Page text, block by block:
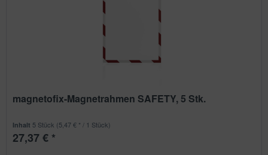
magnetofix-Magnetrahmen SAFETY, 5 Stk.
Inhalt 5 Stück (5,47 € * / 1 Stück)
27,37 € *